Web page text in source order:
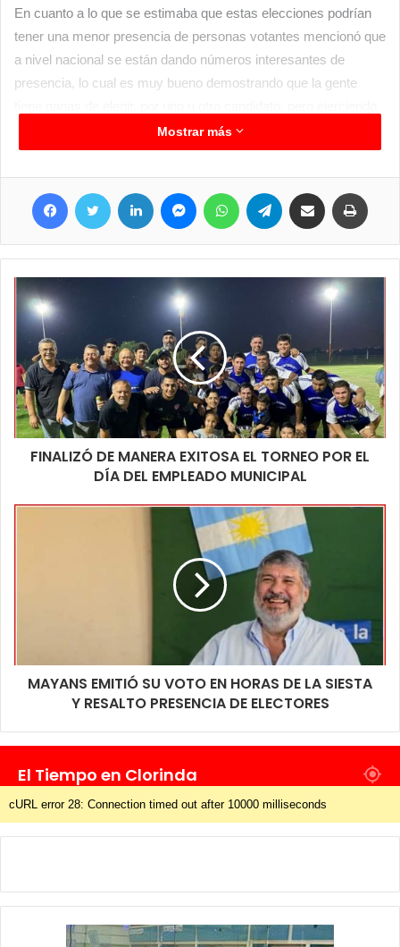
En cuanto a lo que se estimaba que estas elecciones podrían
tener una menor presencia de personas votantes mencionó que
a nivel nacional se están dando números interesantes de
presencia, lo cual es muy bueno demostrando que la gente
su derecho al voto. Más allá de los resultaos, lo importante es
que la democracia está ganando y debemos aceptar lo que
decida el soberano.
Mostrar más
Facebook Twitter LinkedIn MessengerWhatsApp Telegram Compartir por correo electrónico
FINALIZÓ DE MANERA EXITOSA EL TORNEO POR EL
DÍA DEL EMPLEADO MUNICIPAL
MAYANS EMITIÓ SU VOTO EN HORAS DE LA SIESTA
Y RESALTO PRESENCIA DE ELECTORES
El Tiempo en Clorinda
cURL error 28: Connection timed out after 10000 milliseconds